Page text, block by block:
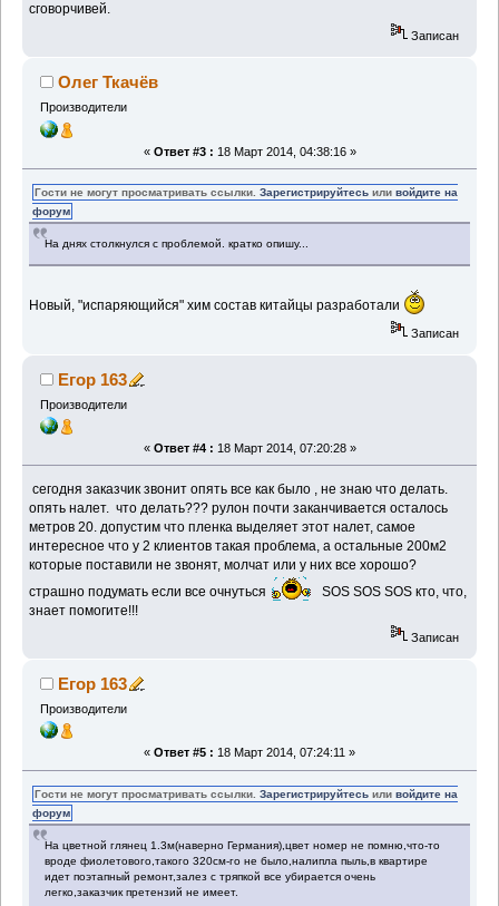
сговорчивей.
Записан
Олег Ткачёв
Производители
« Ответ #3 : 18 Март 2014, 04:38:16 »
Гости не могут просматривать ссылки.Зарегистрируйтесь иливойдите на
форум
На днях столкнулся с проблемой. кратко опишу...
Новый, "испаряющийся" хим состав китайцы разработали
Записан
Егор 163
Производители
« Ответ #4 : 18 Март 2014, 07:20:28 »
сегодня заказчик звонит опять все как было , не знаю что делать.
опять налет. что делать??? рулон почти заканчивается осталось
метров 20. допустим что пленка выделяет этот налет, самое
интересное что у 2 клиентов такая проблема, а остальные 200м2
которые поставили не звонят, молчат или у них все хорошо?
страшно подумать если все очнуться
SOS SOS SOS кто, что,
знает помогите!!!
Записан
Егор 163
Производители
« Ответ #5 : 18 Март 2014, 07:24:11 »
Гости не могут просматривать ссылки.Зарегистрируйтесь иливойдите на
форум
На цветной глянец 1.3м(наверно Германия),цвет номер не помню,что-то
вроде фиолетового,такого 320см-го не было,налипла пыль,в квартире
идет поэтапный ремонт,залез с тряпкой все убирается очень
легко,заказчик претензий не имеет.